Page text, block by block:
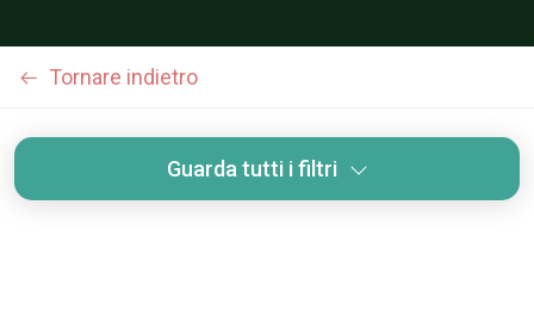
Tornare indietro
Guarda tutti i filtri